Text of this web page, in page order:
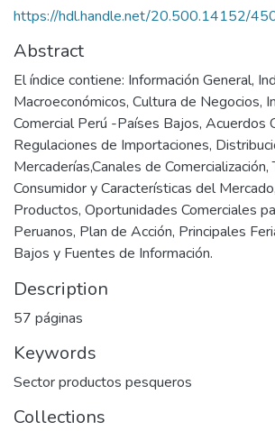
https://hdl.handle.net/20.500.14152/
Abstract
El índice contiene: Información General,
Macroeconómicos, Cultura de Negocios,
Comercial Perú -Países Bajos, Acuerdos
Regulaciones de Importaciones,
Mercaderías,Canales de
Consumidor y Características del
Productos, Oportunidades Comerciales
Peruanos, Plan de Acción, Principales
Bajos y Fuentes de Información.
Description
57 páginas
Keywords
Sector productos pesqueros
Collections